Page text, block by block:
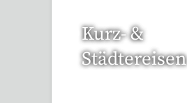
Kurz- &
Städtereisen